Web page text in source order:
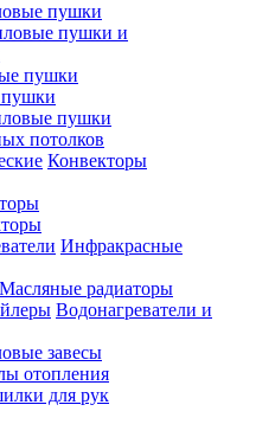
пушки
пушки и
пушки
пушки
пушки
потолков
Конвекторы
Инфракрасные
Масляные радиаторы
Водонагреватели и
завесы
отопления
для рук